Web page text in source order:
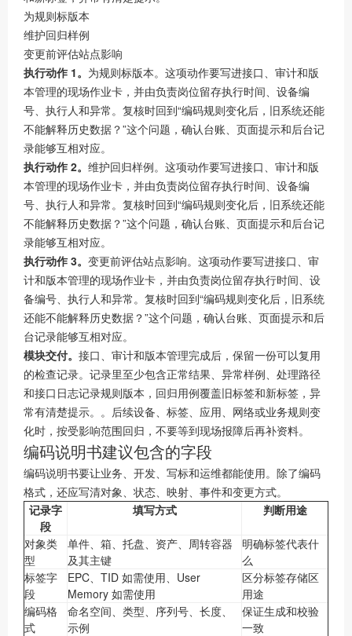
为规则标版本
维护回归样例
变更前评估站点影响
执行动作 1。 为规则标版本。这项动作要写进接口、审计和版
本管理的现场作业卡，并由负责岗位留存执行时间、设备编
号、执行人和异常。复核时回到“编码规则变化后，旧系统还能
不能解释历史数据？”这个问题，确认台账、页面提示和后台记
录能够互相对应。
执行动作 2。 维护回归样例。这项动作要写进接口、审计和版
本管理的现场作业卡，并由负责岗位留存执行时间、设备编
号、执行人和异常。复核时回到“编码规则变化后，旧系统还能
不能解释历史数据？”这个问题，确认台账、页面提示和后台记
录能够互相对应。
执行动作 3。 变更前评估站点影响。这项动作要写进接口、审
计和版本管理的现场作业卡，并由负责岗位留存执行时间、设
备编号、执行人和异常。复核时回到“编码规则变化后，旧系统
还能不能解释历史数据？”这个问题，确认台账、页面提示和后
台记录能够互相对应。
模块交付。 接口、审计和版本管理完成后，保留一份可以复用
的检查记录。记录里至少包含正常结果、异常样例、处理路径
和接口日志记录规则版本，回归用例覆盖旧标签和新标签，异
常有清楚提示。。后续设备、标签、应用、网络或业务规则变
化时，按受影响范围回归，不要等到现场报障后再补资料。
编码说明书建议包含的字段
编码说明书要让业务、开发、写标和运维都能使用。除了编码
格式，还应写清对象、状态、映射、事件和变更方式。
记录字
段
填写方式 判断用途
对象类
型
单件、箱、托盘、资产、周转容器
及其主键
明确标签代表什
么
标签字
段
EPC、TID 如需使用、User
Memory 如需使用
区分标签存储区
用途
编码格
式
命名空间、类型、序列号、长度、
示例
保证生成和校验
一致